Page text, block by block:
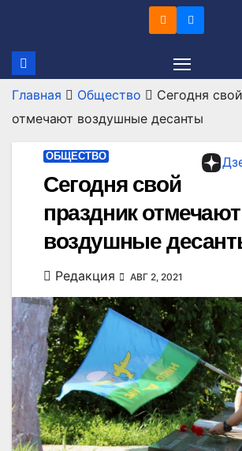
содержимому
Главная Общество
Сегодня
отмечают воздушные десанты
ОБЩЕСТВО
Сегодня свой
праздник отмечают
воздушные
Редакция АВГ 2, 2021